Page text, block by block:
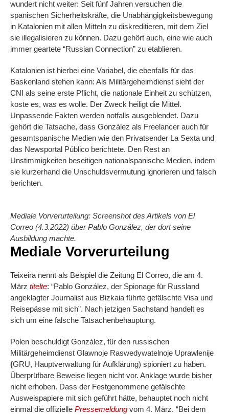
wundert nicht weiter: Seit fünf Jahren versuchen die
spanischen Sicherheitskräfte, die Unabhängigkeitsbewegung
in Katalonien mit allen Mitteln zu diskreditieren, mit dem Ziel
sie illegalisieren zu können. Dazu gehört auch, eine wie auch
immer geartete “Russian Connection” zu etablieren.
Katalonien ist hierbei eine Variabel, die ebenfalls für das
Baskenland stehen kann: Als Militärgeheimdienst sieht der
CNI als seine erste Pflicht, die nationale Einheit zu schützen,
koste es, was es wolle. Der Zweck heiligt die Mittel.
Unpassende Fakten werden notfalls ausgeblendet. Dazu
gehört die Tatsache, dass González als Freelancer auch für
gesamtspanische Medien wie den Privatsender La Sexta und
das Newsportal Público berichtete. Den Rest an
Unstimmigkeiten beseitigen nationalspanische Medien, indem
sie kurzerhand die Unschuldsvermutung ignorieren und falsch
berichten.
Mediale Vorverurteilung: Screenshot des Artikels von El
Correo (4.3.2022) über Pablo González, der dort seine
Ausbildung machte.
Mediale Vorverurteilung
Teixeira nennt als Beispiel die Zeitung El Correo, die am 4.
März titelte: “Pablo González, der Spionage für Russland
angeklagter Journalist aus Bizkaia führte gefälschte Visa und
Reisepässe mit sich”. Nach jetzigen Sachstand handelt es
sich um eine falsche Tatsachenbehauptung.
Polen beschuldigt González, für den russischen
Militärgeheimdienst Glawnoje Raswedywatelnoje Uprawlenije
(GRU, Hauptverwaltung für Aufklärung) spioniert zu haben.
Überprüfbare Beweise liegen nicht vor. Anklage wurde bisher
nicht erhoben. Dass der Festgenommene gefälschte
Ausweispapiere mit sich geführt hätte, behauptet noch nicht
einmal die offizielle Pressemeldung vom 4. März. “Bei dem